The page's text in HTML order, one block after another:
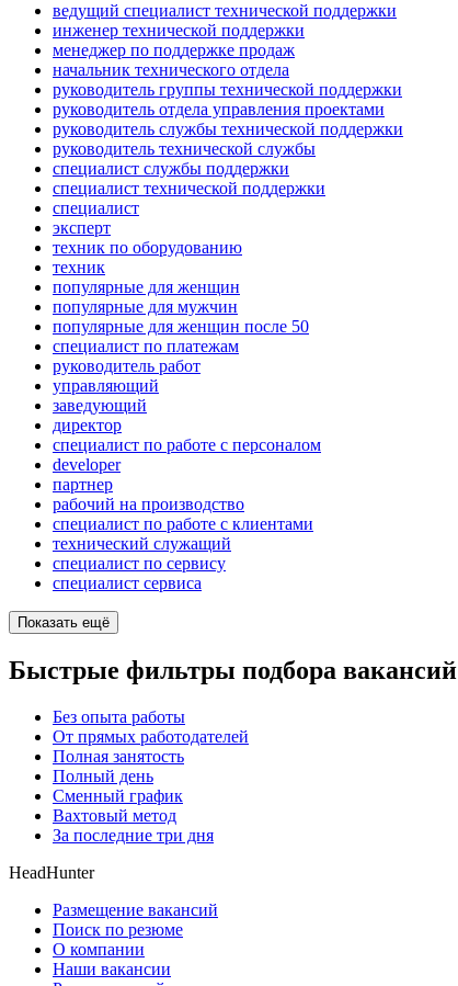
ведущий специалист технической поддержки
инженер технической поддержки
менеджер по поддержке продаж
начальник технического отдела
руководитель группы технической поддержки
руководитель отдела управления проектами
руководитель службы технической поддержки
руководитель технической службы
специалист службы поддержки
специалист технической поддержки
специалист
эксперт
техник по оборудованию
техник
популярные для женщин
популярные для мужчин
популярные для женщин после 50
специалист по платежам
руководитель работ
управляющий
заведующий
директор
специалист по работе с персоналом
developer
партнер
рабочий на производство
специалист по работе с клиентами
технический служащий
специалист по сервису
специалист сервиса
Показать ещё
Быстрые фильтры подбора вакансий
Без опыта работы
От прямых работодателей
Полная занятость
Полный день
Сменный график
Вахтовый метод
За последние три дня
HeadHunter
Размещение вакансий
Поиск по резюме
О компании
Наши вакансии